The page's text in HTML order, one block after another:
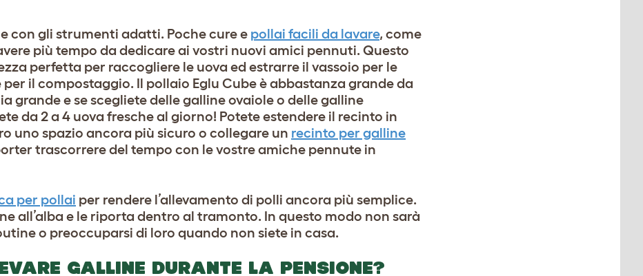
con gli strumenti adatti. Poche cure e pollai facili da lavare, come
più tempo da dedicare ai vostri nuovi amici pennuti. Questo
perfetta per raccogliere le uova ed estrarre il vassoio per le
il compostaggio. Il pollaio Eglu Cube è abbastanza grande da
grande e se scegliete delle galline ovaiole o delle galline
da 2 a 4 uova fresche al giorno! Potete estendere il recinto in
uno spazio ancora più sicuro o collegare un recinto per galline
trascorrere del tempo con le vostre amiche pennute in
per pollai per rendere l’allevamento di polli ancora più semplice.
all’alba e le riporta dentro al tramonto. In questo modo non sarà
o preoccuparsi di loro quando non siete in casa.
GALLINE DURANTE LA PENSIONE?